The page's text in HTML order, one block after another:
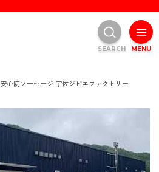
安心院ソーセージ 宇佐ジビエファクトリー
MENU
SEARCH